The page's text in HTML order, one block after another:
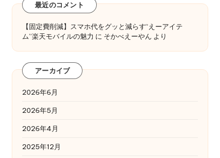
最近のコメント
【固定費削減】スマホ代をグッと減らす“えーアイテ
ム”楽天モバイルの魅力 に そかべえーやん より
アーカイブ
2026年6月
2026年5月
2026年4月
2025年12月